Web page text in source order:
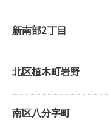
新南部2丁目
北区植木町岩野
南区八分字町